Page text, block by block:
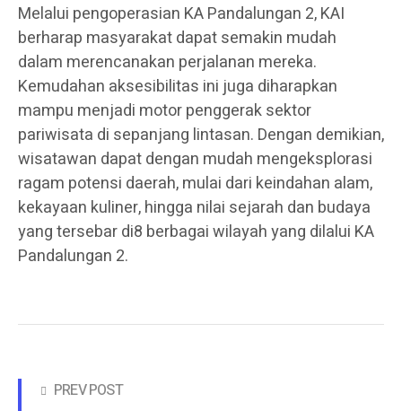
Melalui pengoperasian KA Pandalungan 2, KAI
berharap masyarakat dapat semakin mudah
dalam merencanakan perjalanan mereka.
Kemudahan aksesibilitas ini juga diharapkan
mampu menjadi motor penggerak sektor
pariwisata di sepanjang lintasan. Dengan demikian,
wisatawan dapat dengan mudah mengeksplorasi
ragam potensi daerah, mulai dari keindahan alam,
kekayaan kuliner, hingga nilai sejarah dan budaya
yang tersebar di8 berbagai wilayah yang dilalui KA
Pandalungan 2.
PREV POST